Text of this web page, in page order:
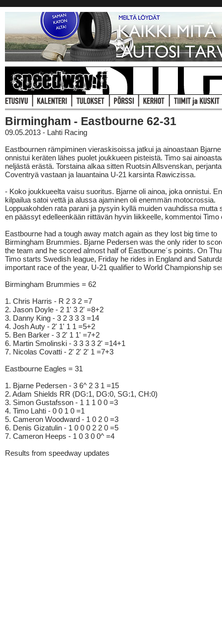
Birmingham - Eastbourne 62-31
09.05.2013 - Lahti Racing
Eastbournen rämpiminen vieraskisoissa jatkui ja ainoastaan
onnistui keräten lähes puolet joukkueen pisteistä. Timo sai
neljästä erästä. Torstaina alkaa sitten Ruotsin Allsvenskan,
Coventryä vastaan ja lauantaina U-21 karsinta Rawiczissa.
- Koko joukkueelta vaisu suoritus. Bjarne oli ainoa, joka onnistui.
kilpailua satoi vettä ja alussa ajaminen oli enemmän motocrossia.
Loppuakohden rata parani ja pysyin kyllä muiden vauhdissa mutta
en päässyt edelleenkään riittävän hyvin liikkeelle, kommentoi Timo
Eastbourne had a tough away match again as they lost big time to
Birmingham Brummies. Bjarne Pedersen was the only rider to
the team and he scored almost half of Eastbourne´s points. On
Timo starts Swedish league, Friday he rides in England and
important race of the year, U-21 qualifier to World Championship
Birmingham Brummies = 62
1. Chris Harris - R 2 3 2 =7
2. Jason Doyle - 2 1' 3 2' =8+2
3. Danny King - 3 2 3 3 3 =14
4. Josh Auty - 2' 1' 1 1 =5+2
5. Ben Barker - 3 2' 1 1' =7+2
6. Martin Smolinski - 3 3 3 3 2' =14+1
7. Nicolas Covatti - 2' 2' 2' 1 =7+3
Eastbourne Eagles = 31
1. Bjarne Pedersen - 3 6^ 2 3 1 =15
2. Adam Shields RR (DG:1, DG:0, SG:1, CH:0)
3. Simon Gustafsson - 1 1 1 0 0 =3
4. Timo Lahti - 0 0 1 0 =1
5. Cameron Woodward - 1 0 2 0 =3
6. Denis Gizatulin - 1 0 0 0 2 2 0 =5
7. Cameron Heeps - 1 0 3 0 0^ =4
Results from speedway updates